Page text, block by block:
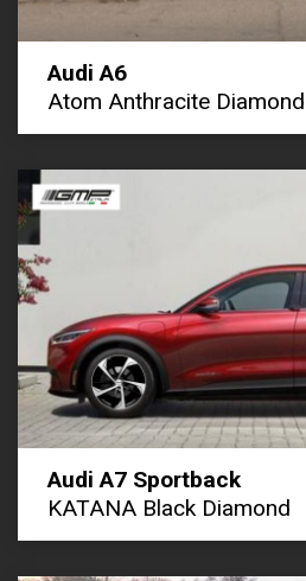
Audi A6
Atom Anthracite Diamond
Audi A7 Sportback
KATANA Black Diamond